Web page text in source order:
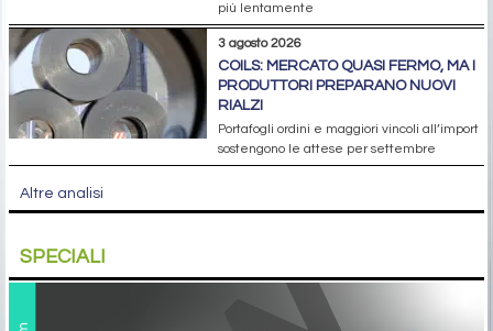
più lentamente
3 agosto 2026
COILS: MERCATO QUASI FERMO, MA I
PRODUTTORI PREPARANO NUOVI
RIALZI
Portafogli ordini e maggiori vincoli all’import
sostengono le attese per settembre
Altre analisi
SPECIALI